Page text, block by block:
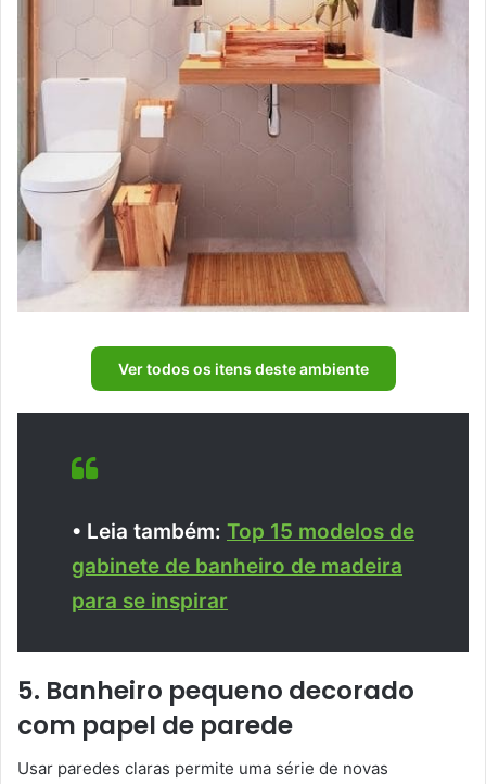
Ver todos os itens deste ambiente
• Leia também: Top 15 modelos de
gabinete de banheiro de madeira
para se inspirar
5. Banheiro pequeno decorado
com papel de parede
Usar paredes claras permite uma série de novas